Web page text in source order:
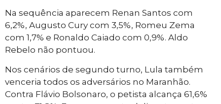
Na sequência aparecem Renan Santos com
6,2%, Augusto Cury com 3,5%, Romeu Zema
com 1,7% e Ronaldo Caiado com 0,9%. Aldo
Rebelo não pontuou.
Nos cenários de segundo turno, Lula também
venceria todos os adversários no Maranhão.
Contra Flávio Bolsonaro, o petista alcança 61,6%